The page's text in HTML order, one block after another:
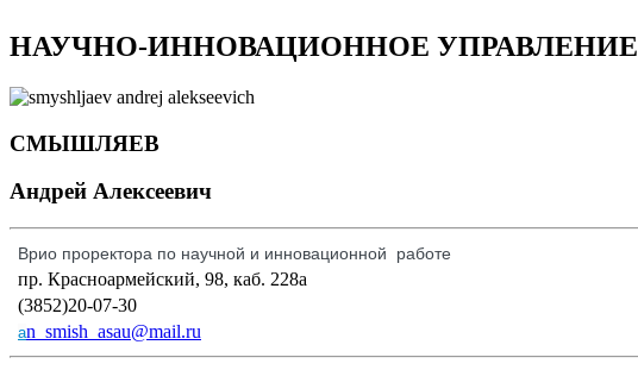
НАУЧНО-ИННОВАЦИОННОЕ УПРАВЛЕНИЕ
СМЫШЛЯЕВ
Андрей Алексеевич
Врио проректора по научной и инновационной работе
пр. Красноармейский, 98, каб. 228а
(3852)20-07-30
an_smish_asau@mail.ru